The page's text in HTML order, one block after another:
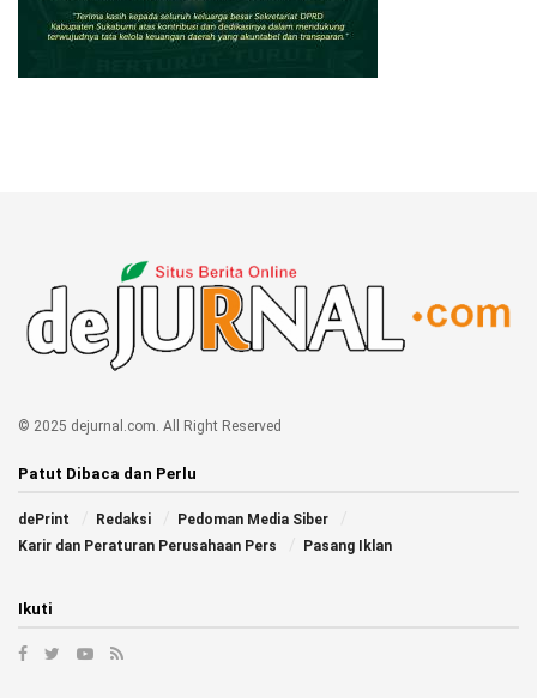
© 2025 dejurnal.com. All Right Reserved
Patut Dibaca dan Perlu
dePrint Redaksi
Pedoman Media Siber
Karir dan Peraturan Perusahaan Pers
Pasang Iklan
Ikuti